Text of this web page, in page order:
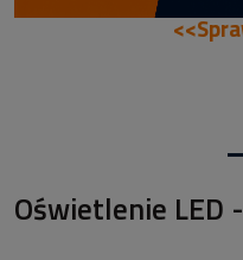
Oświetlenie LED